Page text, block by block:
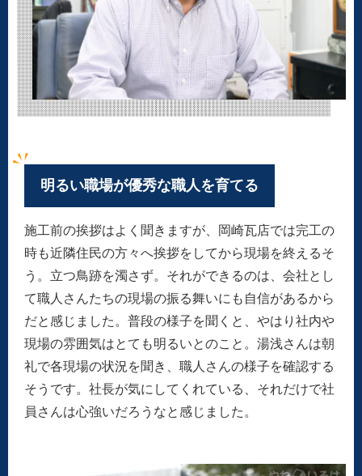
明るい職場が優秀な職人を育てる
施工前の挨拶はよく聞きますが、岡崎瓦店では完工の
時も近隣住民の方々へ挨拶をしてから現場を終えるそ
う。立つ鳥跡を濁さず。それができるのは、会社とし
て職人さんたちの現場の振る舞いにも自信があるから
だと感じました。普段の様子を聞くと、やはり社内や
現場の雰囲気はとても明るいとのこと。湯浅さんは朝
礼で各現場の状況を聞き、職人さんの様子を確認する
そうです。社長が気にしてくれている、それだけで社
員さんは心強いだろうなと感じました。